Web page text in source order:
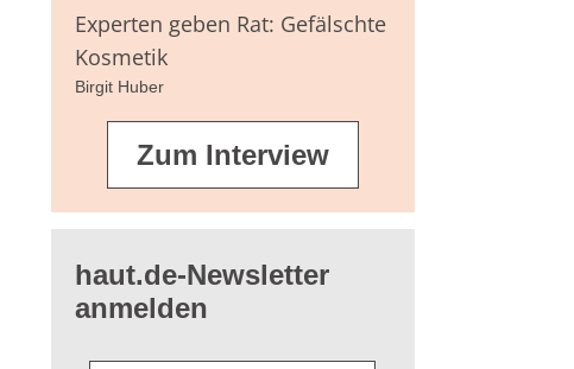
Fragen
Weiterführende
Experten geben Rat: Gefälschte
Kosmetik
Birgit Huber
Zum Interview
haut.de-Newsletter
anmelden